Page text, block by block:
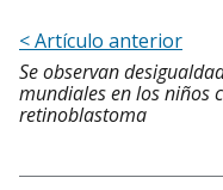
< Artículo anterior
Se observan
mundiales en los niños
retinoblastoma